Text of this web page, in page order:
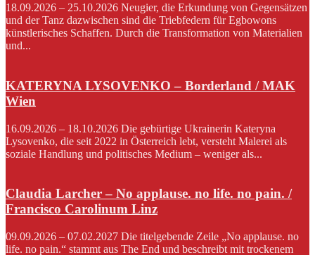
18.09.2026 – 25.10.2026 Neugier, die Erkundung von Gegensätzen
und der Tanz dazwischen sind die Triebfedern für Egbowons
künstlerisches Schaffen. Durch die Transformation von Materialien
und...
KATERYNA LYSOVENKO – Borderland / MAK
Wien
16.09.2026 – 18.10.2026 Die gebürtige Ukrainerin Kateryna
Lysovenko, die seit 2022 in Österreich lebt, versteht Malerei als
soziale Handlung und politisches Medium – weniger als...
Claudia Larcher – No applause. no life. no pain. /
Francisco Carolinum Linz
09.09.2026 – 07.02.2027 Die titelgebende Zeile „No applause. no
life. no pain.“ stammt aus The End und beschreibt mit trockenem